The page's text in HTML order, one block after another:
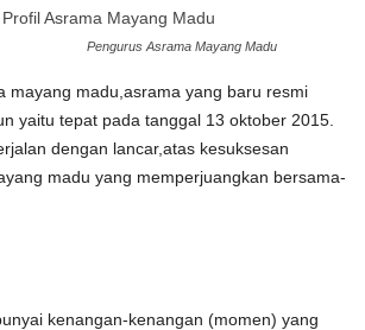
Pengurus Asrama Mayang Madu
mayang madu,asrama yang baru resmi
yaitu tepat pada tanggal 13 oktober 2015.
dengan lancar,atas kesuksesan
madu yang memperjuangkan bersama-
kenangan-kenangan (momen) yang